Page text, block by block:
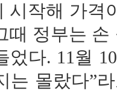
시작해 가격
때 정부는
었다. 11월
는 몰랐다”